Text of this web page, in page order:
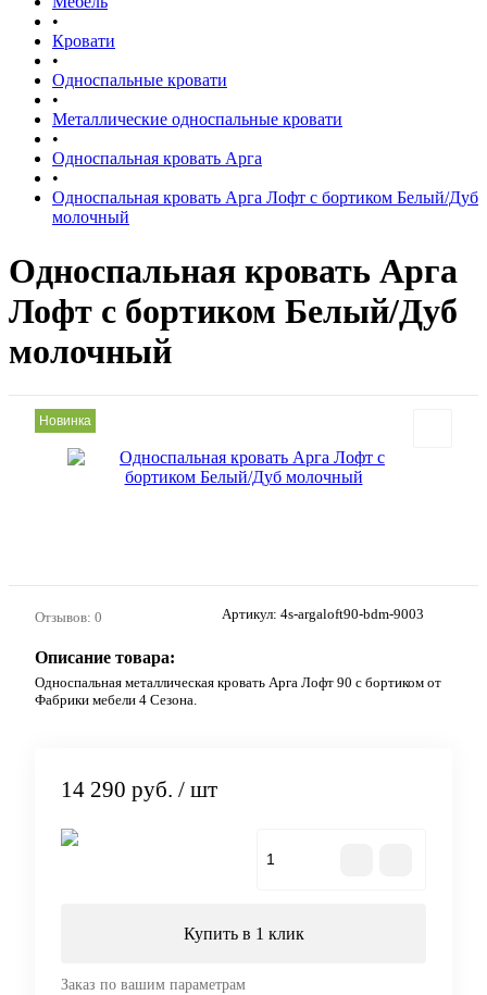
•
Кровати
•
Односпальные кровати
•
Металлические односпальные кровати
•
Односпальная кровать Арга
•
Односпальная кровать Арга Лофт с бортиком Белый/Дуб
молочный
Односпальная кровать Арга
Лофт с бортиком Белый/Дуб
молочный
Новинка
Отзывов: 0 Артикул: 4s-argaloft90-bdm-9003
Описание товара:
Односпальная металлическая кровать Арга Лофт 90 с бортиком от
Фабрики мебели 4 Сезона.
14 290 руб. / шт
Купить в 1 клик
Заказ по вашим параметрам